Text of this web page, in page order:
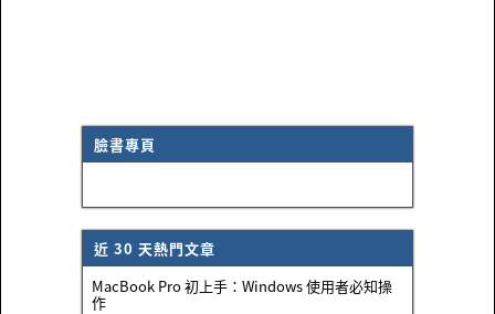
臉書專頁
近 30 天熱門文章
MacBook Pro 初上手：Windows 使用者必知操
作